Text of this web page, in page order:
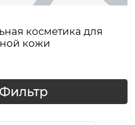
косметика для
кожи
Фильтр